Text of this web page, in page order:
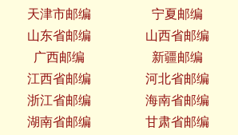
天津市邮编
宁夏邮编
山东省邮编
山西省邮编
广西邮编
新疆邮编
江西省邮编
河北省邮编
浙江省邮编
海南省邮编
湖南省邮编
甘肃省邮编